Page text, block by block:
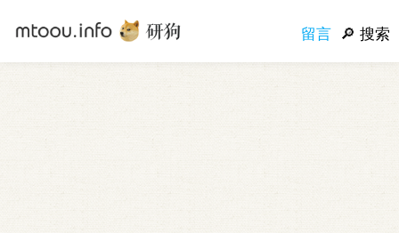
留言 搜索